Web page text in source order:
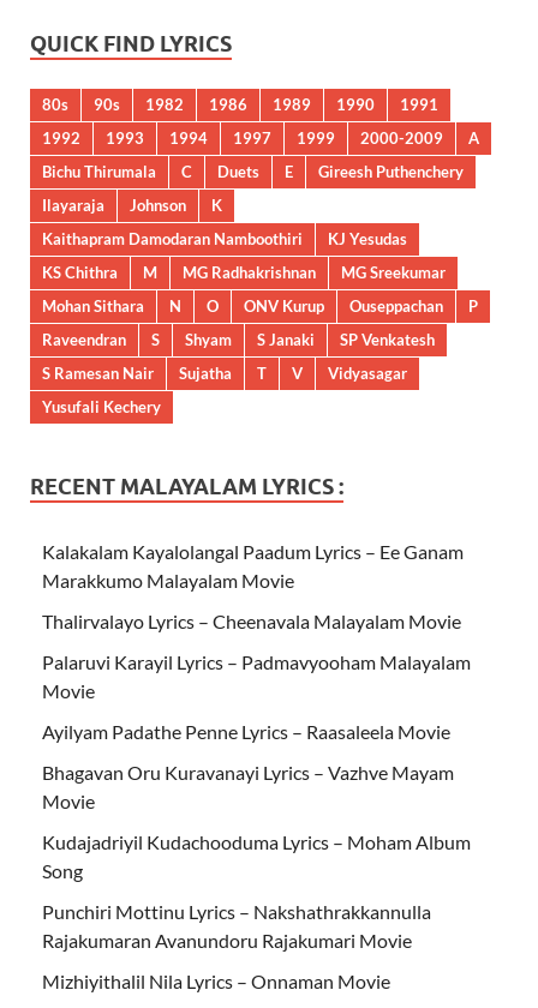
QUICK FIND LYRICS
80s 90s 1982 1986 1989 1990
1991
1992
1993 1994 1997 1999 2000-2009
A
Bichu Thirumala
C Duets E
Gireesh Puthenchery
Ilayaraja
Johnson
K
Kaithapram Damodaran Namboothiri
KJ Yesudas
KS Chithra
M MG Radhakrishnan
MG Sreekumar
Mohan Sithara
N O ONV Kurup Ouseppachan
P
Raveendran
S Shyam S Janaki
SP Venkatesh
S Ramesan Nair
Sujatha T V
Vidyasagar
Yusufali Kechery
RECENT MALAYALAM LYRICS :
Kalakalam Kayalolangal Paadum Lyrics – Ee Ganam
Marakkumo Malayalam Movie
Thalirvalayo Lyrics – Cheenavala Malayalam Movie
Palaruvi Karayil Lyrics – Padmavyooham Malayalam
Movie
Ayilyam Padathe Penne Lyrics – Raasaleela Movie
Bhagavan Oru Kuravanayi Lyrics – Vazhve Mayam
Movie
Kudajadriyil Kudachooduma Lyrics – Moham Album
Song
Punchiri Mottinu Lyrics – Nakshathrakkannulla
Rajakumaran Avanundoru Rajakumari Movie
Mizhiyithalil Nila Lyrics – Onnaman Movie